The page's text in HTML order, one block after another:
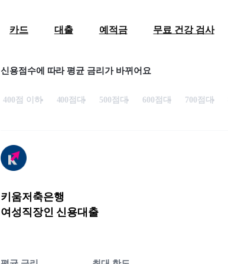
카드 대출 예적금 무료 건강 검사
신용점수에 따라 평균 금리가 바뀌어요
400점 이하 400점대 500점대 600점대 700점대
키움저축은행
여성직장인 신용대출